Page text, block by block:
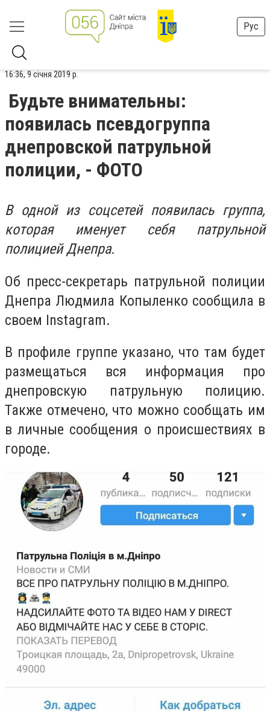
Рус
16:36, 9 січня 2019 р.
Будьте внимательны:
появилась псевдогруппа
днепровской патрульной
полиции, - ФОТО
В одной из соцсетей появилась группа,
которая именует себя патрульной
полицией Днепра.
Об пресс-секретарь патрульной полиции
Днепра Людмила Копыленко сообщила в
своем Instagram.
В профиле группе указано, что там будет
размещаться вся информация про
днепровскую патрульную полицию.
Также отмечено, что можно сообщать им
в личные сообщения о происшествиях в
городе.